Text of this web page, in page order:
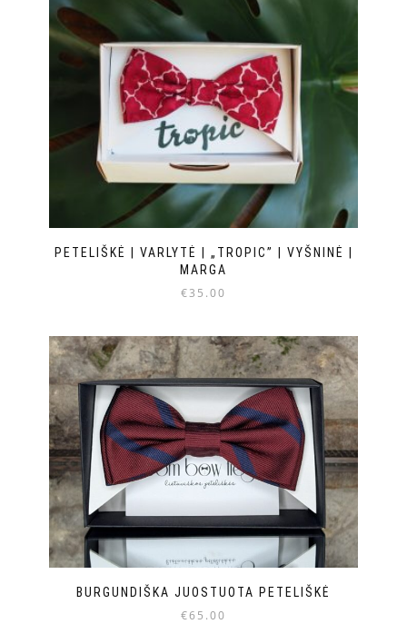
PETELIŠKĖ | VARLYTĖ | „TROPIC” | VYŠNINĖ |
MARGA
€35.00
BURGUNDIŠKA JUOSTUOTA PETELIŠKĖ
€65.00